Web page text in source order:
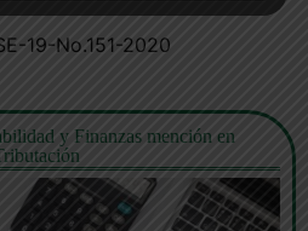
19-No.151-2020
y Finanzas mención en